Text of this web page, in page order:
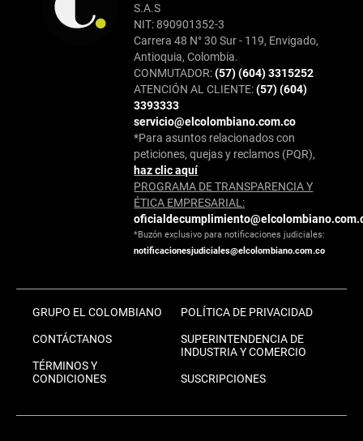
S.A.S
NIT: 890901352-3
Carrera 48 N° 30 Sur - 119, Envigado,
Antioquia, Colombia.
CONMUTADOR:(57) (604) 3315252
ATENCIÓN AL CLIENTE:(57) (604)
3393333
servicio@elcolombiano.com.co
*Para asuntos relacionados con
peticiones, quejas y reclamos (PQR),
haz clic aquí
PROGRAMA DE TRANSPARENCIA Y
ÉTICA EMPRESARIAL:
*Buzón exclusivo para notificaciones judiciales:
notificacionesjudiciales@elcolombiano.com.co
GRUPO EL COLOMBIANO
CONTÁCTANOS
TÉRMINOS Y
CONDICIONES
POLÍTICA DE PRIVACIDAD
SUPERINTENDENCIA DE
INDUSTRIA Y COMERCIO
SUSCRIPCIONES